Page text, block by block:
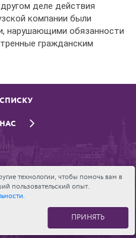
технологии, чтобы помочь вам в
пользовательский опыт.
.
ПРИНЯТЬ
деле действия
компании были
нарушающими обязанности
гражданским